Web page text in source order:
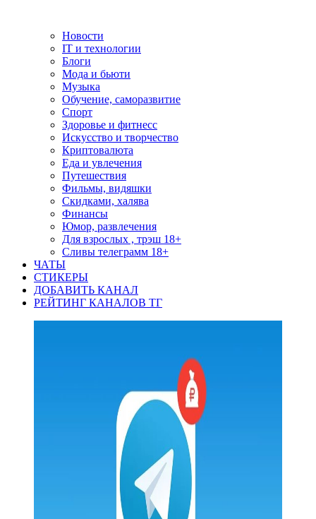
Новости
IT и технологии
Блоги
Мода и бьюти
Музыка
Обучение, саморазвитие
Спорт
Здоровье и фитнесс
Искусство и творчество
Криптовалюта
Еда и увлечения
Путешествия
Фильмы, видяшки
Скидками, халява
Финансы
Юмор, развлечения
Для взрослых , трэш 18+
Сливы телеграмм 18+
ЧАТЫ
СТИКЕРЫ
ДОБАВИТЬ КАНАЛ
РЕЙТИНГ КАНАЛОВ ТГ